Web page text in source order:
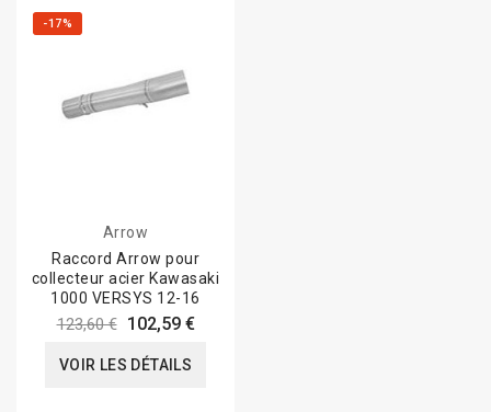
-17%
Arrow
Raccord Arrow pour
collecteur acier Kawasaki
1000 VERSYS 12-16
123,60 € 102,59 €
VOIR LES DÉTAILS